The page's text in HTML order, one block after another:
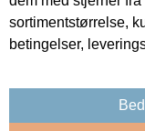
sortimentstørrelse,
betingelser,